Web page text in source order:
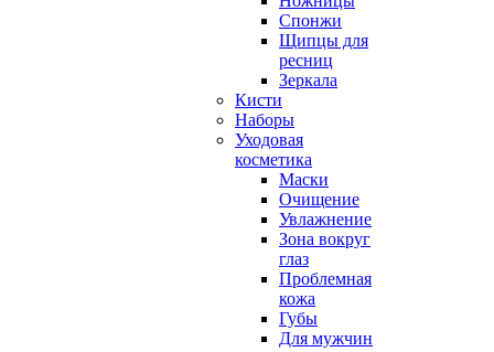
Спонжи
Щипцы для
ресниц
Зеркала
Кисти
Наборы
Уходовая
косметика
Маски
Очищение
Увлажнение
Зона вокруг
глаз
Проблемная
кожа
Губы
Для мужчин